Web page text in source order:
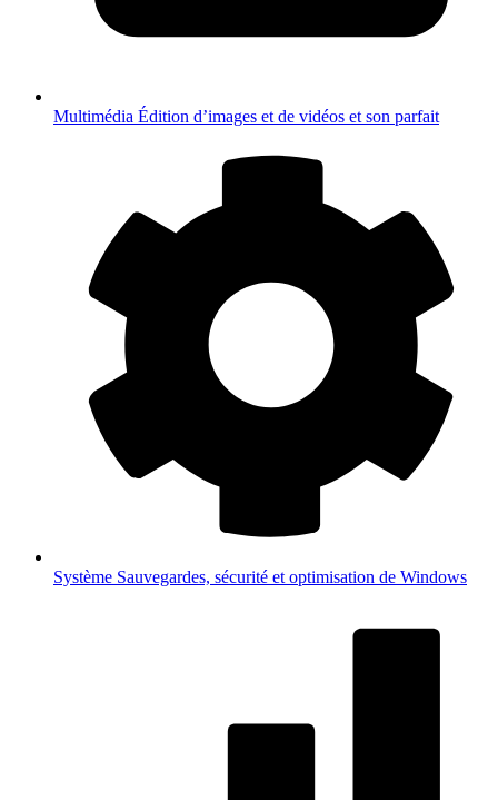
Multimédia Édition d’images et de vidéos et son parfait
Système Sauvegardes, sécurité et optimisation de Windows